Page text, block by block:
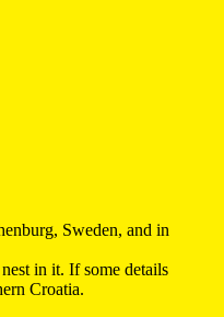
Sweden, and in
in it. If some details
Croatia.